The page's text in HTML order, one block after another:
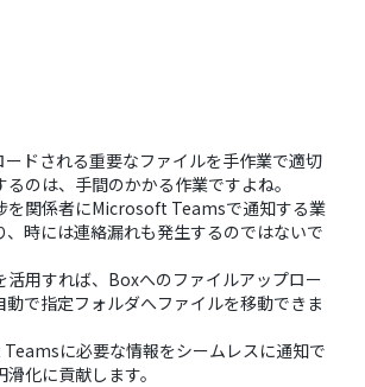
ドされる重要なファイルを手作業で適切
のは、手間のかかる作業ですよね。
を関係者にMicrosoft Teamsで通知する業
、時には連絡漏れも発生するのではないで
活用すれば、Boxへのファイルアップロー
動で指定フォルダへファイルを移動できま
に必要な情報をシームレスに通知で
化に貢献します。